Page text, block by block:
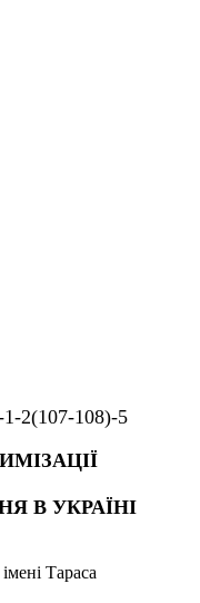
2(107-108)-5
В УКРАЇНІ
Тараса